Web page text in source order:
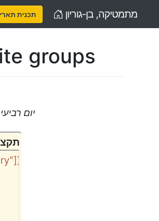
מתמטיקה, בן-גוריון Homeתכנית
groups
יום רביעי, 23 בנובמבר, 2016, 15:10
{class: ["btn", "btn-primary"]}